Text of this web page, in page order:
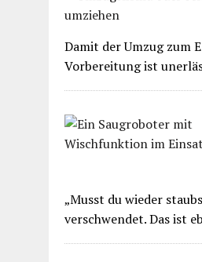
Damit der Umzug zum
Vorbereitung ist
„Musst du wieder
verschwendet. Das ist